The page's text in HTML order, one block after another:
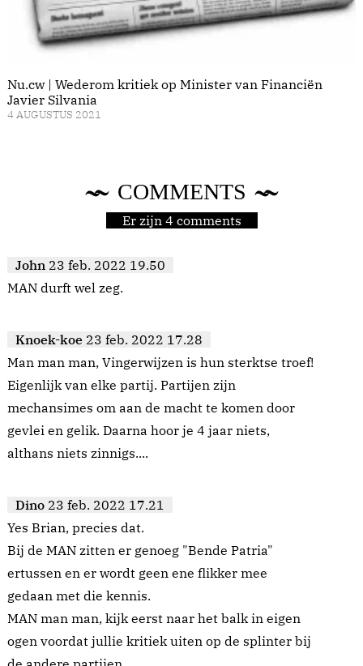
Nu.cw | Wederom kritiek op Minister van Financiën
Javier Silvania
4 AUGUSTUS 2021
COMMENTS
Er zijn 4 comments
John 23 feb. 2022 19.50
MAN durft wel zeg.
Knoek-koe 23 feb. 2022 17.28
Man man man, Vingerwijzen is hun sterktse troef!
Eigenlijk van elke partij. Partijen zijn
mechansimes om aan de macht te komen door
gevlei en gelik. Daarna hoor je 4 jaar niets,
althans niets zinnigs....
Dino 23 feb. 2022 17.21
Yes Brian, precies dat.
Bij de MAN zitten er genoeg "Bende Patria"
ertussen en er wordt geen ene flikker mee
gedaan met die kennis.
MAN man man, kijk eerst naar het balk in eigen
ogen voordat jullie kritiek uiten op de splinter bij